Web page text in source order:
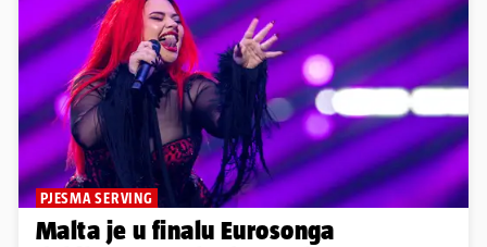
PJESMA SERVING
Malta je u finalu Eurosonga